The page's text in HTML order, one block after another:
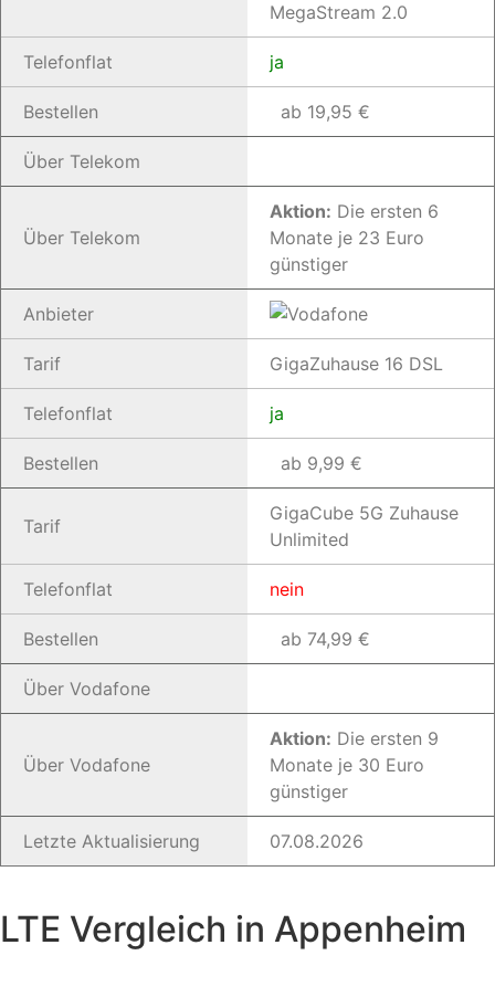
MegaStream 2.0
Telefonflat ja
Bestellen ab 19,95 €
Über Telekom
Über Telekom
Aktion: Die ersten 6
Monate je 23 Euro
günstiger
Anbieter
Tarif GigaZuhause 16 DSL
Telefonflat ja
Bestellen ab 9,99 €
Tarif
GigaCube 5G Zuhause
Unlimited
Telefonflat nein
Bestellen ab 74,99 €
Über Vodafone
Über Vodafone
Aktion: Die ersten 9
Monate je 30 Euro
günstiger
Letzte Aktualisierung 07.08.2026
LTE Vergleich in Appenheim